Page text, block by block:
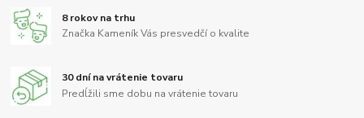
8 rokov na trhu
Značka Kameník Vás presvedčí o kvalite
30 dní na vrátenie tovaru
Predĺžili sme dobu na vrátenie tovaru